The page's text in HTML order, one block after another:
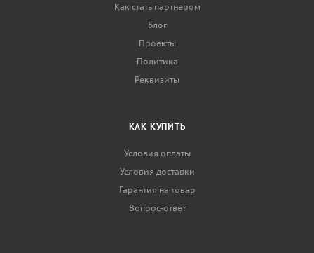
Как стать партнером
Блог
Проекты
Политика
Реквизиты
КАК КУПИТЬ
Условия оплаты
Условия доставки
Гарантия на товар
Вопрос-ответ